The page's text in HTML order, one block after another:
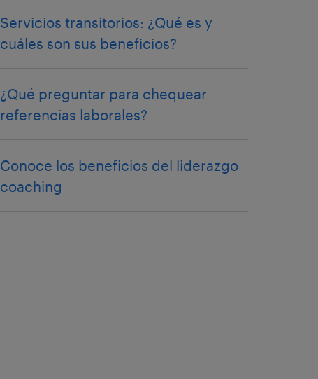
Servicios transitorios: ¿Qué es y
cuáles son sus beneficios?
¿Qué preguntar para chequear
referencias laborales?
Conoce los beneficios del liderazgo
coaching